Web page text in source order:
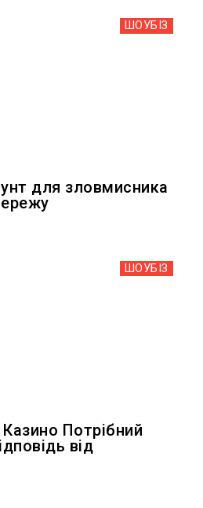
ШОУБIЗ
для зловмисника
ШОУБIЗ
Потрібний
від